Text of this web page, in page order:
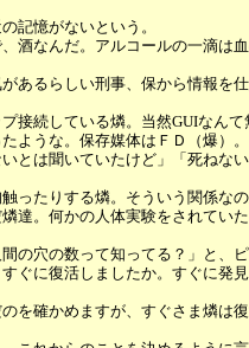
記憶がないという。
なんだ。アルコールの一滴は
るらしい刑事、保から情報
続している燐。当然GUIなん
ような。保存媒体はＦＤ（爆）。
は聞いていたけど」「死ねな
たりする燐。そういう関係なの
達。何かの人体実験をされて
穴の数って知ってる？」と
に復活しましたか。すぐに
を確かめますが、すぐさま燐